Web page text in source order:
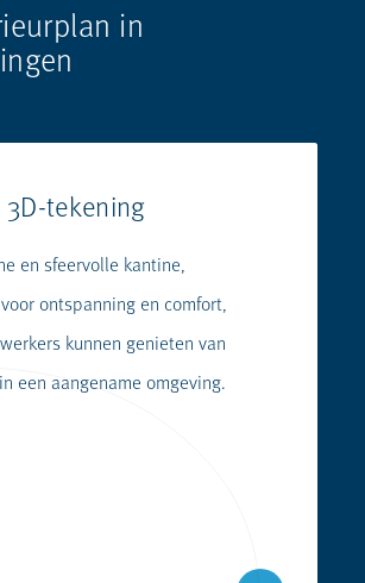
in
3D-tekening
en sfeervolle kantine,
ontspanning en comfort,
kunnen genieten van
een aangename omgeving.